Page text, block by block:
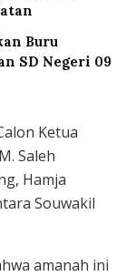
Buru
SD Negeri 09
Ketua
Saleh
Hamja
Souwakil
amanah ini